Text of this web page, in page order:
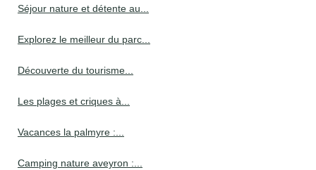
Séjour nature et détente au...
Explorez le meilleur du parc...
Découverte du tourisme...
Les plages et criques à...
Vacances la palmyre :...
Camping nature aveyron :...